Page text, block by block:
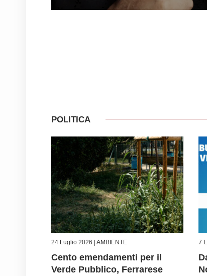
POLITICA
24 Luglio 2026 | AMBIENTE
Cento emendamenti per il
Verde Pubblico, Ferrarese
7